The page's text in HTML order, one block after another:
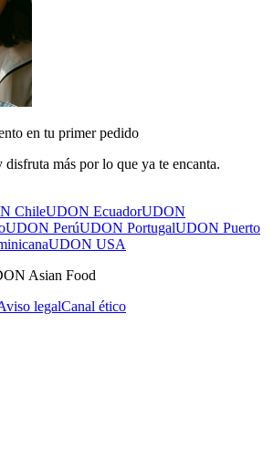
en tu primer pedido
más por lo que ya te encanta.
ChileUDON EcuadorUDON
UDON PerúUDON PortugalUDON Puerto
UDON USA
Asian Food
legalCanal ético